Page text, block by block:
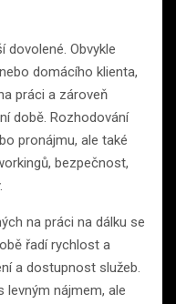
dovolené. Obvykle
domácího klienta,
práci a zároveň
době. Rozhodování
pronájmu, ale také
bezpečnost,
na práci na dálku se
řadí rychlost a
a dostupnost služeb.
levným nájmem, ale